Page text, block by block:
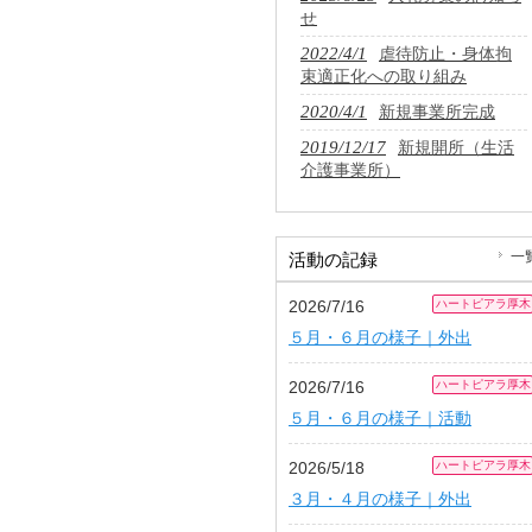
せ
2022/4/1
虐待防止・身体拘
束適正化への取り組み
2020/4/1 新規事業所完成
2019/12/17
新規開所（生活
介護事業所）
活動の記録 一
2026/7/16 ハートピアラ厚木
５月・６月の様子｜外出
2026/7/16 ハートピアラ厚木
５月・６月の様子｜活動
2026/5/18 ハートピアラ厚木
３月・４月の様子｜外出